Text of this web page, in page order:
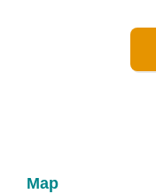
Map